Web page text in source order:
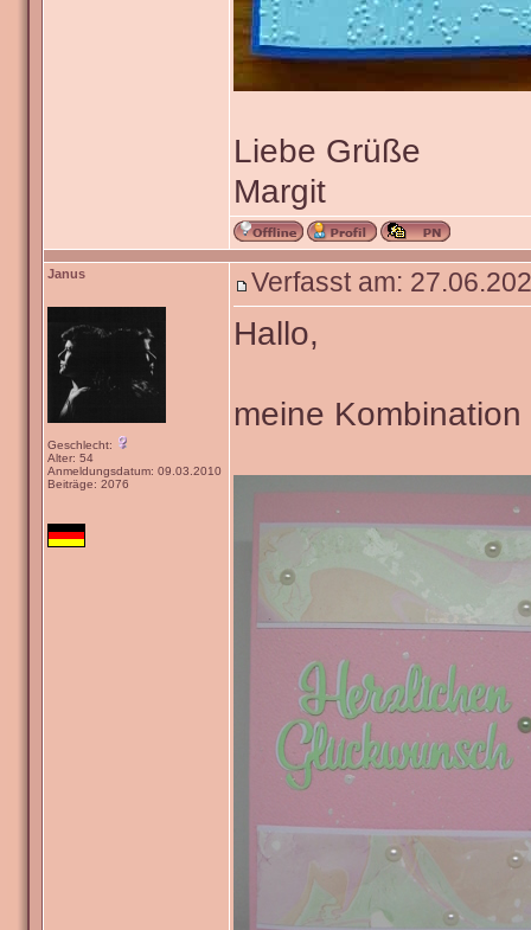
Liebe Grüße
Margit
Janus
Geschlecht:
Alter: 54
Anmeldungsdatum: 09.03.2010
Beiträge: 2076
Verfasst am:
Hallo,
meine